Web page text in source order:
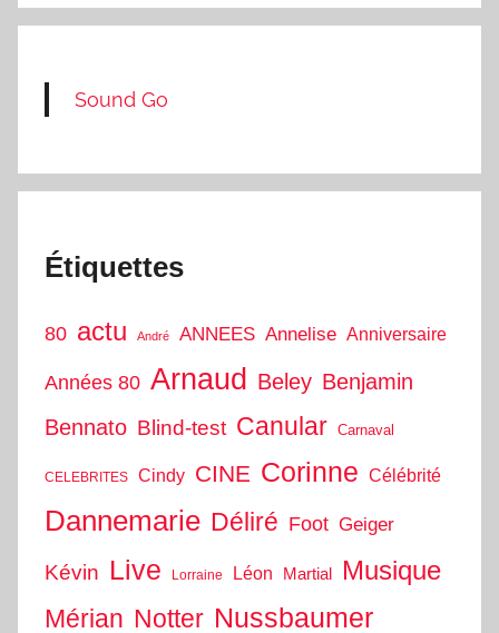
Sound Go
Étiquettes
80 actu André ANNEES Annelise Anniversaire
Années 80 Arnaud Beley Benjamin
Bennato Blind-test Canular Carnaval
CELEBRITES Cindy CINE Corinne Célébrité
Dannemarie Déliré Foot Geiger
Kévin Live Lorraine Léon Martial
Musique
Mérian Notter Nussbaumer